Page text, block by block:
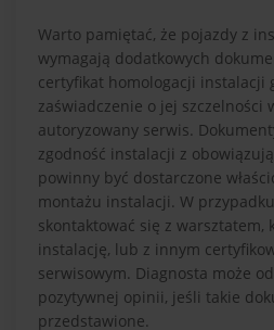
Warto pamiętać, że pojazdy z
wymagają dodatkowych
certyfikat homologacji instalacji
zaświadczenie o jej szczelności
autoryzowany serwis.
zgodność instalacji z
powinny być dostarczone
montażu instalacji. W
skontaktować się z warsztatem,
instalację, lub z innym
serwisowym. Diagnosta może
pozytywnej opinii, jeśli takie
przedstawione.